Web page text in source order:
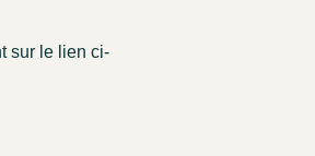
sur le lien ci-